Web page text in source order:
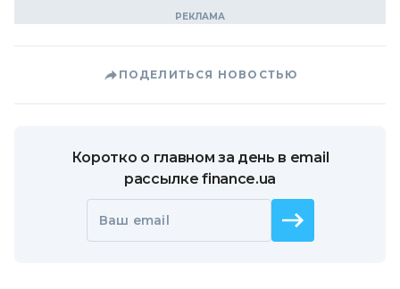
ПОДЕЛИТЬСЯ НОВОСТЬЮ
Коротко о главном за день в email
рассылке finance.ua
Ваш email